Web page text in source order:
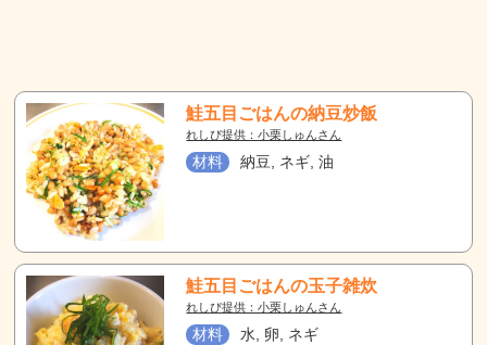
鮭五目ごはんの納豆炒飯
れしぴ提供：小栗しゅんさん
材料 納豆, ネギ, 油
鮭五目ごはんの玉子雑炊
れしぴ提供：小栗しゅんさん
材料 水, 卵, ネギ